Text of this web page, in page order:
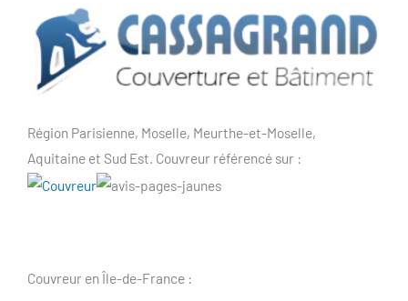
Région Parisienne, Moselle, Meurthe-et-Moselle,
Aquitaine et Sud Est. Couvreur référencé sur :
Couvreur en Île-de-France :